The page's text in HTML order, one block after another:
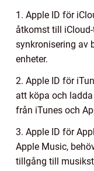
1. Apple ID för
åtkomst till
synkronisering av
enheter.
2. Apple ID för
att köpa och
från iTunes och
3. Apple ID för
Apple Music,
tillgång till